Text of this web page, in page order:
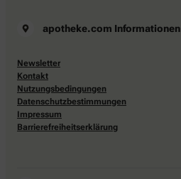
apotheke.com Informationen
Newsletter
Kontakt
Nutzungsbedingungen
Datenschutzbestimmungen
Impressum
Barrierefreiheitserklärung